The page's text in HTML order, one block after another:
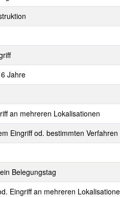
Jahre
an mehreren Lokalisationen
Eingriff od. bestimmten Verfahren
Belegungstag
Eingriff an mehreren